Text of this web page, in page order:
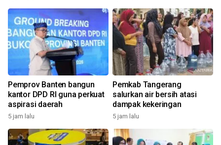
Pemprov Banten bangun
kantor DPD RI guna perkuat
aspirasi daerah
5 jam lalu
Pemkab Tangerang
salurkan air bersih atasi
dampak kekeringan
5 jam lalu